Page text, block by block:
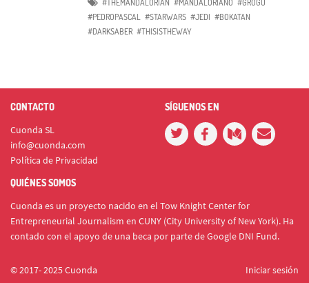
#THEMANDALORIAN #MANDALORIANO #GROGU
#PEDROPASCAL #STARWARS #JEDI #BOKATAN
#DARKSABER #THISISTHEWAY
CONTACTO
Cuonda SL
info@cuonda.com
Política de Privacidad
SÍGUENOS EN
QUIÉNES SOMOS
Cuonda es un proyecto nacido en el Tow Knight Center for
Entrepreneurial Journalism en CUNY (City University of New York). Ha
contado con el apoyo de una beca por parte de Google DNI Fund.
© 2017- 2025 Cuonda Iniciar sesión